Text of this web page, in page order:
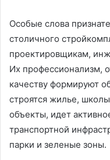
Особые слова
столичного
проектировщикам,
Их профессионализм,
качеству формируют
строятся жилье,
объекты, идет
транспортной
парки и зеленые зоны.